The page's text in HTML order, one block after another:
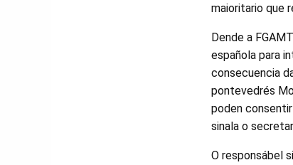
maioritario que
Dende a
española para
consecuencia
pontevedrés
poden
sinala o
O responsábel